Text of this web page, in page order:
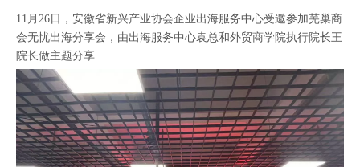
["wechat","weibo","qzone","douban","email"]
11月26日，安徽省新兴产业协会企业出海服务中心受邀参加芜巢商
会无忧出海分享会，由出海服务中心袁总和外贸商学院执行院长王
院长做主题分享